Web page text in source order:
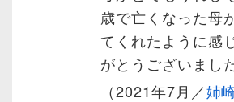
歳で亡くなった母
てくれたように感
がとうございました
（2021年7月／姉